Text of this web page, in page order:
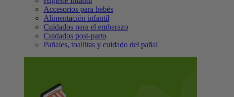
Accesorios para bebés
Alimentación infantil
Cuidados para el embarazo
Cuidados post-parto
Pañales, toallitas y cuidado del pañal